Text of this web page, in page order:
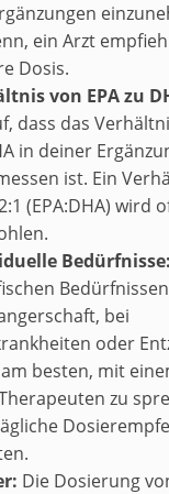
ein Arzt
Dosis.
von EPA zu
dass das
in deiner
ist. Ein
(EPA:DHA) wird
Bedürfnisse:
Bedürfnissen
bei
oder
besten, mit
zu
Die Dosierung